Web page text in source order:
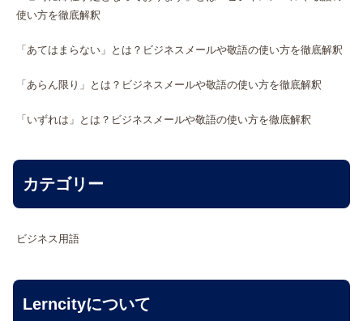
使い方を徹底解釈
「あてはまらない」とは？ビジネスメールや敬語の使い方を徹底解釈
「あらん限り」とは？ビジネスメールや敬語の使い方を徹底解釈
「いずれは」とは？ビジネスメールや敬語の使い方を徹底解釈
カテゴリー
ビジネス用語
Lerncityについて